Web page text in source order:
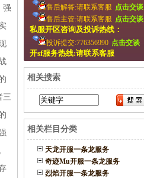
强
三
售后解答:请联系客服 点击交谈
售后主管:请联系客服 点击交谈
私服开区咨询及投诉热线：
投诉提交:776356990 点击交谈
开sf服务热线:请联系客服
相关搜索
相关栏目分类
天龙开服一条龙服务
奇迹Mu开服一条龙服务
烈焰开服一条龙服务